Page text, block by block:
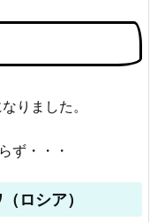
りました。
ず・・・
ロシア）